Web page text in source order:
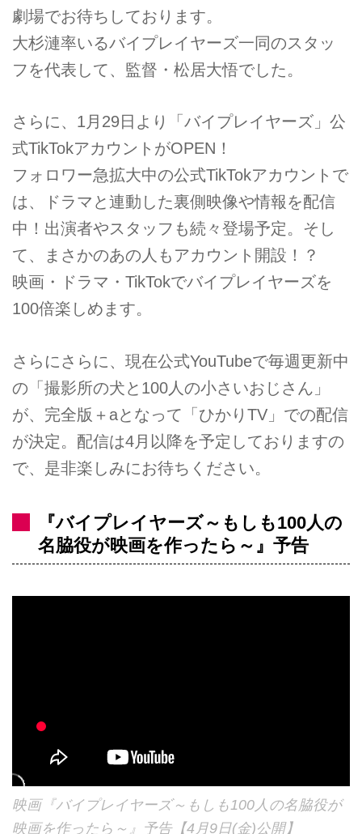
劇場でお待ちしております。
大杉漣率いるバイプレイヤーズ一同のスタッ
フを代表して、監督・松居大悟でした。
さらに、1月29日より「バイプレイヤーズ」公
式TikTokアカウントがOPEN！
フォロワー急拡大中の公式TikTokアカウントで
は、ドラマと連動した裏側映像や情報を配信
中！出演者やスタッフも続々登場予定。そし
て、まさかのあの人もアカウント開設！？
映画・ドラマ・TikTokでバイプレイヤーズを
100倍楽しめます。
さらにさらに、現在公式YouTubeで毎週更新中
の「撮影所の犬と100人の小さいおじさん」
が、完全版＋aとなって「ひかりTV」での配信
が決定。配信は4月以降を予定しておりますの
で、是非楽しみにお待ちください。
『バイプレイヤーズ～もしも100人の
名脇役が映画を作ったら～』予告
映画『バイプレイヤーズ～もしも100人の名脇役が
映画を作ったら～』予告【4月9日(金)公開】